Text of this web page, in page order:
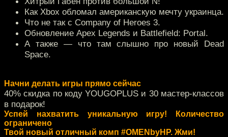
Как Xbox обломал американскую мечту украинца.
Что не так с Company of Heroes 3.
Обновление Apex Legends и Battlefield: Portal.
А также — что там слышно про новый Dead
Space.
Начни делать игры прямо сейчас
40% скидка по коду YOUGOPLUS и 30 мастер-классов
в подарок!
Успей нахватить уникальную игру! Количество
ограничено
Твой новый отличный комп #OMENbyHP. Жми!